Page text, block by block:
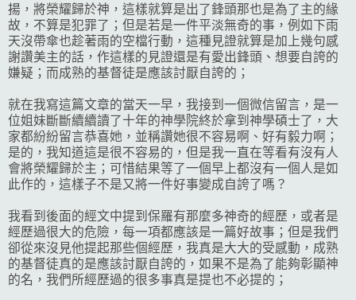
揚，將榮耀歸於神，這樣就算是出了鋒頭那也是為了主的緣
故，不算是犯罪了；但是若是一件平淡無奇的事，例如下雨
天沒帶傘也趁著雨的空檔行動，這種見證就算是加上幾句感
謝讚美主的話，作這樣的見證還是有愛出鋒頭、想要自誇的
嫌疑；而成熟的基督徒是應該討厭自誇的；
就在我寫這篇文章的當天一早，我接到一個微信留言，是一
位姐妹斷斷續續讀了十年的神學院終於拿到神學碩士了，大
家都紛紛留言恭喜她，並稱讚她很不容易啊、好有毅力啊；
是的，我知道這是很不容易的，但是我一直在等看有沒有人
會將榮耀歸於主；可惜結果等了一個早上都沒有一個人是如
此作的，這樣子不是又將一件好事變成自誇了嗎？
我看到後面的經文中提到保羅有那麼多神奇的經歷，或者是
經歷過很大的危險，每一項都應該是一篇好故事；但是我們
卻從來沒見他提起那些個經歷，我真是大大的受感動，成熟
的基督徒真的是應該討厭自誇的，如果不是為了能夠彰顯神
的名，我們所經歷過的很多事真是提也不必提的；